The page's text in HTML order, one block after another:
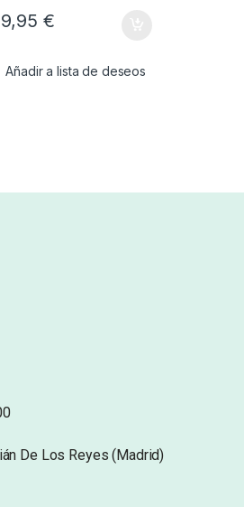
€
Añadir a lista de deseos
De Los Reyes (Madrid)